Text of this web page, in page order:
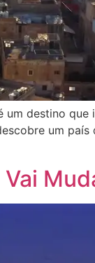
destino
um